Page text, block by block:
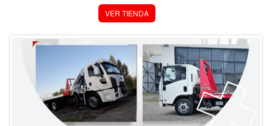
VER TIENDA